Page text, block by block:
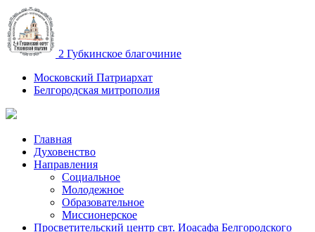
2 Губкинское благочиние
Московский Патриархат
Белгородская митрополия
Главная
Духовенство
Направления
Социальное
Молодежное
Образовательное
Миссионерское
Просветительский центр свт. Иоасафа Белгородского